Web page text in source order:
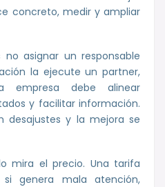
concreto, medir y ampliar
asignar un responsable
la ejecute un partner,
empresa debe alinear
y facilitar información.
desajustes y la mejora se
mira el precio. Una tarifa
genera mala atención,